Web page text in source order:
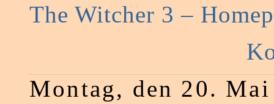
The Witcher 3 –
Montag, den 20.